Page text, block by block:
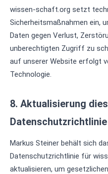
wissen-schaft.org setzt
Sicherheitsmaßnahmen ein,
Daten gegen Verlust,
unberechtigten Zugriff zu
auf unserer Website erfolgt
Technologie.
8. Aktualisierung
Datenschutzrichtlinie
Markus Steiner behält sich
Datenschutzrichtlinie für
aktualisieren, um